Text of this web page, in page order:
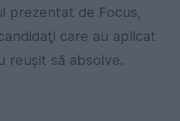
prezentat de Focus,
care au aplicat
reuşit să absolve.